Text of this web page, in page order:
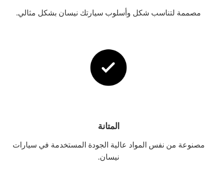
مصممة لتناسب شكل وأسلوب سيارتك نيسان بشكل مثالي.
المتانة
مصنوعة من نفس المواد عالية الجودة المستخدمة في سيارات
نيسان.